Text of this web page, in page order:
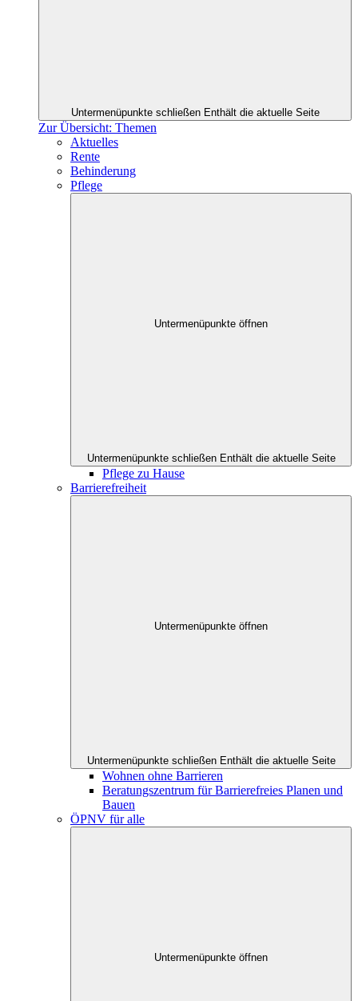
Untermenüpunkte schließen Enthält die aktuelle Seite
Zur Übersicht: Themen
Aktuelles
Rente
Behinderung
Pflege
Untermenüpunkte öffnen
Untermenüpunkte schließen Enthält die aktuelle Seite
Pflege zu Hause
Barrierefreiheit
Untermenüpunkte öffnen
Untermenüpunkte schließen Enthält die aktuelle Seite
Wohnen ohne Barrieren
Beratungszentrum für Barrierefreies Planen und
Bauen
ÖPNV für alle
Untermenüpunkte öffnen